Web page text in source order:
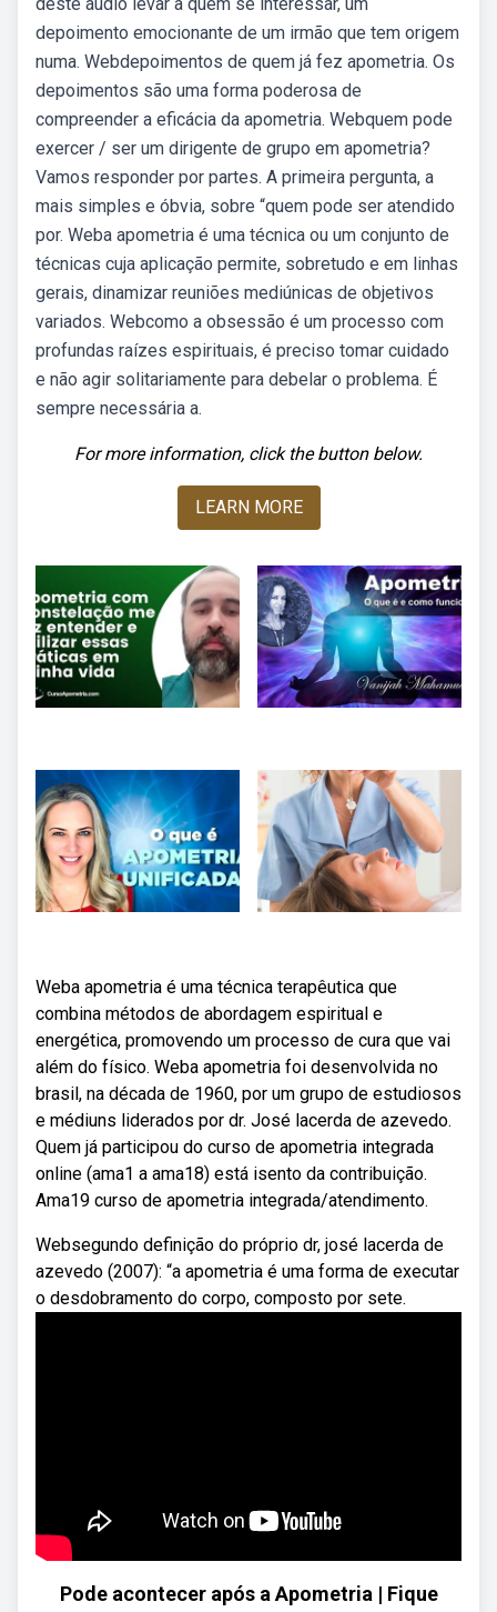
depoimento emocionante de um irmão que tem origem
numa. Webdepoimentos de quem já fez apometria. Os
depoimentos são uma forma poderosa de
compreender a eficácia da apometria. Webquem pode
exercer / ser um dirigente de grupo em apometria?
Vamos responder por partes. A primeira pergunta, a
mais simples e óbvia, sobre “quem pode ser atendido
por. Weba apometria é uma técnica ou um conjunto de
técnicas cuja aplicação permite, sobretudo e em linhas
gerais, dinamizar reuniões mediúnicas de objetivos
variados. Webcomo a obsessão é um processo com
profundas raízes espirituais, é preciso tomar cuidado
e não agir solitariamente para debelar o problema. É
sempre necessária a.
For more information, click the button below.
LEARN MORE
Weba apometria é uma técnica terapêutica que
combina métodos de abordagem espiritual e
energética, promovendo um processo de cura que vai
além do físico. Weba apometria foi desenvolvida no
brasil, na década de 1960, por um grupo de estudiosos
e médiuns liderados por dr. José lacerda de azevedo.
Quem já participou do curso de apometria integrada
online (ama1 a ama18) está isento da contribuição.
Ama19 curso de apometria integrada/atendimento.
Websegundo definição do próprio dr, josé lacerda de
azevedo (2007): “a apometria é uma forma de executar
o desdobramento do corpo, composto por sete.
Pode acontecer após a Apometria | Fique